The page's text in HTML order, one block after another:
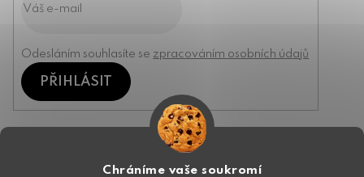
Chráníme vaše soukromí
Odesláním souhlasíte se zpracováním osobních údajů
PŘIHLÁSIT